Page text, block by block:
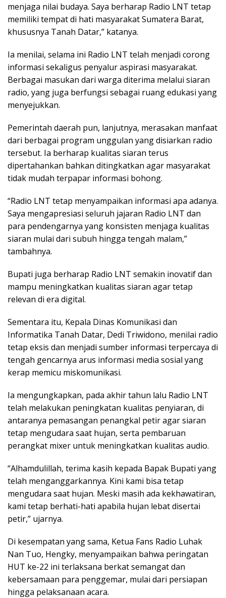
menjaga nilai budaya. Saya berharap Radio LNT tetap
memiliki tempat di hati masyarakat Sumatera Barat,
khususnya Tanah Datar,” katanya.
Ia menilai, selama ini Radio LNT telah menjadi corong
informasi sekaligus penyalur aspirasi masyarakat.
Berbagai masukan dari warga diterima melalui siaran
radio, yang juga berfungsi sebagai ruang edukasi yang
menyejukkan.
Pemerintah daerah pun, lanjutnya, merasakan manfaat
dari berbagai program unggulan yang disiarkan radio
tersebut. Ia berharap kualitas siaran terus
dipertahankan bahkan ditingkatkan agar masyarakat
tidak mudah terpapar informasi bohong.
“Radio LNT tetap menyampaikan informasi apa adanya.
Saya mengapresiasi seluruh jajaran Radio LNT dan
para pendengarnya yang konsisten menjaga kualitas
siaran mulai dari subuh hingga tengah malam,”
tambahnya.
Bupati juga berharap Radio LNT semakin inovatif dan
mampu meningkatkan kualitas siaran agar tetap
relevan di era digital.
Sementara itu, Kepala Dinas Komunikasi dan
Informatika Tanah Datar, Dedi Triwidono, menilai radio
tetap eksis dan menjadi sumber informasi terpercaya di
tengah gencarnya arus informasi media sosial yang
kerap memicu miskomunikasi.
Ia mengungkapkan, pada akhir tahun lalu Radio LNT
telah melakukan peningkatan kualitas penyiaran, di
antaranya pemasangan penangkal petir agar siaran
tetap mengudara saat hujan, serta pembaruan
perangkat mixer untuk meningkatkan kualitas audio.
“Alhamdulillah, terima kasih kepada Bapak Bupati yang
telah menganggarkannya. Kini kami bisa tetap
mengudara saat hujan. Meski masih ada kekhawatiran,
kami tetap berhati-hati apabila hujan lebat disertai
petir,” ujarnya.
Di kesempatan yang sama, Ketua Fans Radio Luhak
Nan Tuo, Hengky, menyampaikan bahwa peringatan
HUT ke-22 ini terlaksana berkat semangat dan
kebersamaan para penggemar, mulai dari persiapan
hingga pelaksanaan acara.